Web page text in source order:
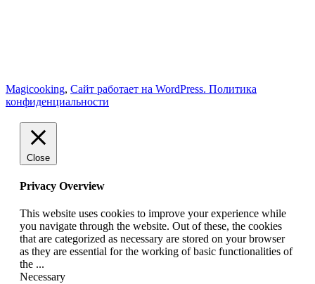
Magicooking, Сайт работает на WordPress. Политика
конфиденциальности
Close
Privacy Overview
This website uses cookies to improve your experience while
you navigate through the website. Out of these, the cookies
that are categorized as necessary are stored on your browser
as they are essential for the working of basic functionalities of
the ...
Necessary